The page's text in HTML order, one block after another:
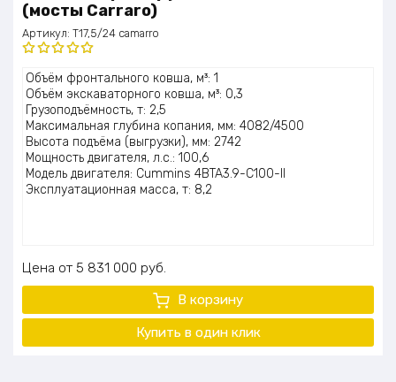
(мосты Carraro)
Артикул: T17,5/24 camarro
Оценка
5.00из 5
Объём фронтального ковша, м³: 1
Объём экскаваторного ковша, м³: 0,3
Грузоподъёмность, т: 2,5
Максимальная глубина копания, мм: 4082/4500
Высота подъёма (выгрузки), мм: 2742
Мощность двигателя, л.с.: 100,6
Модель двигателя: Cummins 4BTA3.9-C100-II
Эксплуатационная масса, т: 8,2
Цена 5 831 000 руб.
В корзину
Купить в один клик